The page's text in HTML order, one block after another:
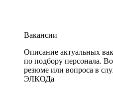
Вакансии
Описание актуальных
по подбору персонала.
резюме или вопроса в
ЭЛКОДа